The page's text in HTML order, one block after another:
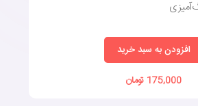
و دقت از انگشتان خود استفاده کند ، مداد شمعی
او بخواهید خارج از کاغذ خطها را نکشد به خوبی
را متوجه می‌شود.
بسیاری از اوقات می‌توانند حرکات دست یک
افزودن به سبد خرید
175,000 تومان